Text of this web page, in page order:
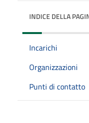
INDICE DELLA
Incarichi
Organizzazioni
Punti di contatto